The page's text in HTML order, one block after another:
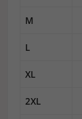
M
L
XL
2XL